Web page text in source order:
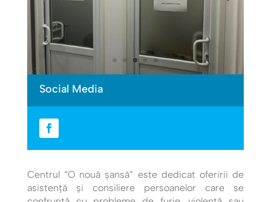
Social Media
Centrul “O nouă șansă” este dedicat oferirii de
asistență și consiliere persoanelor care se